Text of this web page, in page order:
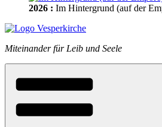
2026 : Im Hintergrund (auf der
Miteinander für Leib und Seele